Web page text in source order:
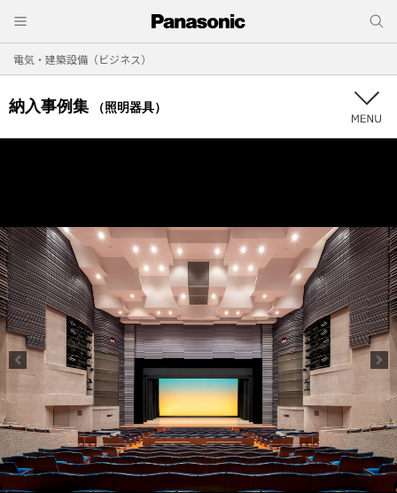
電気・建築設備（ビジネス）
納入事例集 （照明器具）